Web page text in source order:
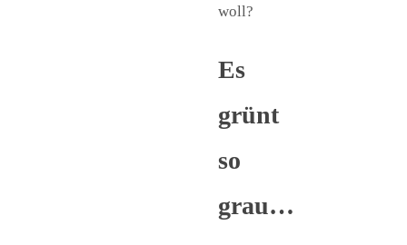
woll?
Es
grünt
so
grau…